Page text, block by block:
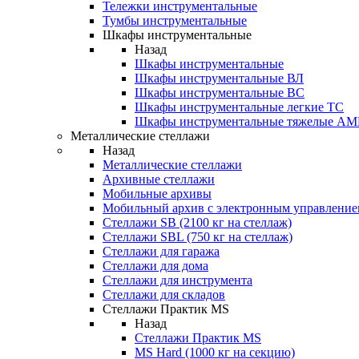
Тележки инструментальные
Тумбы инструментальные
Шкафы инструментальные
Назад
Шкафы инструментальные
Шкафы инструментальные ВЛ
Шкафы инструментальные ВС
Шкафы инструментальные легкие ТС
Шкафы инструментальные тяжелые
Металлические стеллажи
Назад
Металлические стеллажи
Архивные стеллажи
Мобильные архивы
Мобильный архив с электронным
Стеллажи SB (2100 кг на стеллаж)
Стеллажи SBL (750 кг на стеллаж)
Стеллажи для гаража
Стеллажи для дома
Стеллажи для инструмента
Стеллажи для складов
Стеллажи Практик MS
Назад
Стеллажи Практик MS
MS Hard (1000 кг на секцию)